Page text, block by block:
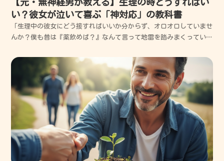
い？彼女が泣いて喜ぶ「神対応」の教科書
「生理中の彼女にどう接すればいいか分からず、オロオロしていませ
んか？僕も昔は『薬飲めば？』なんて言って地雷を踏みまくっていま
チャンスに変えられるんです。実体験に基づいた、失敗しない神対応
の極意を全てお伝えします。」生理の正体を知ることから...